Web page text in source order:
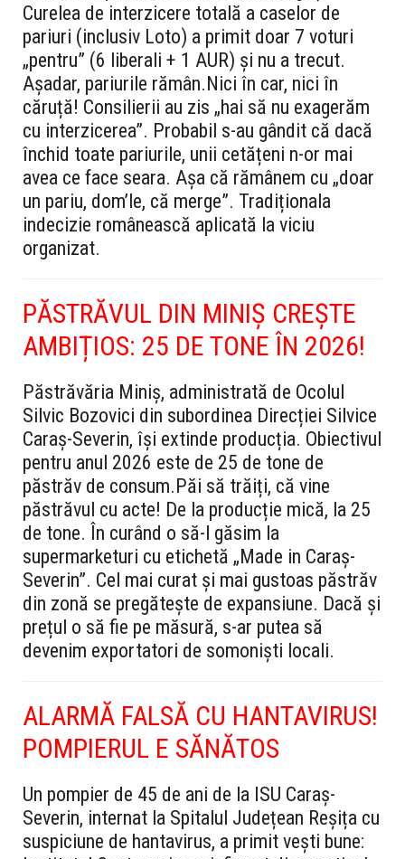
Curelea de interzicere totală a caselor de
pariuri (inclusiv Loto) a primit doar 7 voturi
„pentru” (6 liberali + 1 AUR) și nu a trecut.
Așadar, pariurile rămân.Nici în car, nici în
căruță! Consilierii au zis „hai să nu exagerăm
cu interzicerea”. Probabil s-au gândit că dacă
închid toate pariurile, unii cetățeni n-or mai
avea ce face seara. Așa că rămânem cu „doar
un pariu, dom’le, că merge”. Tradiționala
indecizie românească aplicată la viciu
organizat.
PĂSTRĂVUL DIN MINIȘ CREȘTE
AMBIȚIOS: 25 DE TONE ÎN 2026!
Păstrăvăria Miniș, administrată de Ocolul
Silvic Bozovici din subordinea Direcției Silvice
Caraș-Severin, își extinde producția. Obiectivul
pentru anul 2026 este de 25 de tone de
păstrăv de consum.Păi să trăiți, că vine
păstrăvul cu acte! De la producție mică, la 25
de tone. În curând o să-l găsim la
supermarketuri cu etichetă „Made in Caraș-
Severin”. Cel mai curat și mai gustoas păstrăv
din zonă se pregătește de expansiune. Dacă și
prețul o să fie pe măsură, s-ar putea să
devenim exportatori de somoniști locali.
ALARMĂ FALSĂ CU HANTAVIRUS!
POMPIERUL E SĂNĂTOS
Un pompier de 45 de ani de la ISU Caraș-
Severin, internat la Spitalul Județean Reșița cu
suspiciune de hantavirus, a primit vești bune: